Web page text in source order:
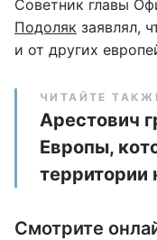
Советник главы
Подоляк заявлял,
и от других
ЧИТАЙТЕ
Арестович
Европы,
территории
Смотрите